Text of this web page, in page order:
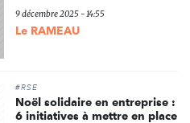
9 décembre 2025 - 14:55
Le RAMEAU
#RSE
Noël solidaire en entreprise :
6 initiatives à mettre en place